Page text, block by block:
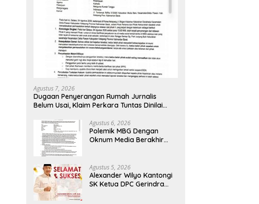
Agustus 7, 2026
Dugaan Penyerangan Rumah Jurnalis
Belum Usai, Klaim Perkara Tuntas Dinilai
Agustus 6, 2026
Polemik MBG Dengan
Oknum Media Berakhir
Agustus 5, 2026
Alexander Wilyo Kantongi
SK Ketua DPC Gerindra